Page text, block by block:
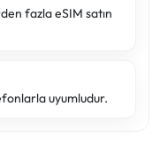
fazla eSIM satın
uyumludur.